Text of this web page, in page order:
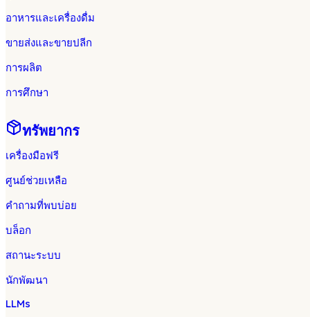
อาหารและเครื่องดื่ม
ขายส่งและขายปลีก
การผลิต
การศึกษา
ทรัพยากร
เครื่องมือฟรี
ศูนย์ช่วยเหลือ
คำถามที่พบบ่อย
บล็อก
สถานะระบบ
นักพัฒนา
LLMs